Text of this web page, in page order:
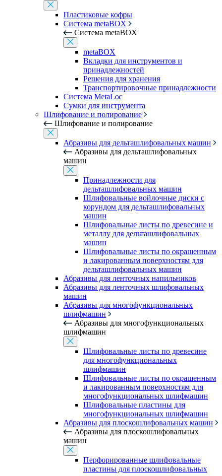
Пластиковые кофры
Система metaBOX
Система metaBOX
metaBOX
Вкладки для инструментов и
принадлежностей
Решения для хранения
Транспортировочные принадлежности
Система MetaLoc
Сумки для инструмента
Шлифование и полирование
Шлифование и полирование
Абразивы для дельташлифовальных машин
Абразивы для дельташлифовальных
машин
Принадлежности для
дельташлифовальных машин
Шлифовальные войлочные диски с
корундом для дельташлифовальных
машин
Шлифовальные листы по древесине и
металлу для дельташлифовальных
машин
Шлифовальные листы по окрашенным
и лакированным поверхностям для
дельташлифовальных машин
Абразивы для ленточных напильников
Абразивы для ленточных шлифовальных
машин
Абразивы для многофункциональных
шлифмашин
Абразивы для многофункциональных
шлифмашин
Шлифовальные листы по древесине
для многофункциональных
шлифмашин
Шлифовальные листы по окрашенным
и лакированным поверхностям для
многофункциональных шлифмашин
Шлифовальные пластины для
многофункциональных шлифмашин
Абразивы для плоскошлифовальных машин
Абразивы для плоскошлифовальных
машин
Перфорированные шлифовальные
пластины для плоскошлифовальных